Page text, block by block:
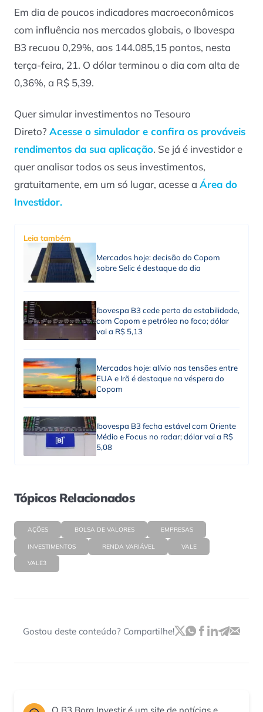
Em dia de poucos indicadores macroeconômicos
com influência nos mercados globais, o Ibovespa
B3 recuou 0,29%, aos 144.085,15 pontos, nesta
terça-feira, 21. O dólar terminou o dia com alta de
0,36%, a R$ 5,39.
Quer simular investimentos no Tesouro
Direto? Acesse o simulador e confira os prováveis
rendimentos da sua aplicação. Se já é investidor e
quer analisar todos os seus investimentos,
gratuitamente, em um só lugar, acesse a Área do
Investidor.
Leia também
Mercados hoje: decisão do Copom
sobre Selic é destaque do dia
Ibovespa B3 cede perto da estabilidade,
com Copom e petróleo no foco; dólar
vai a R$ 5,13
Mercados hoje: alívio nas tensões entre
EUA e Irã é destaque na véspera do
Copom
Ibovespa B3 fecha estável com Oriente
Médio e Focus no radar; dólar vai a R$
5,08
Tópicos Relacionados
AÇÕES BOLSA DE VALORES EMPRESAS
INVESTIMENTOS RENDA VARIÁVEL VALE
VALE3
Gostou deste conteúdo? Compartilhe!